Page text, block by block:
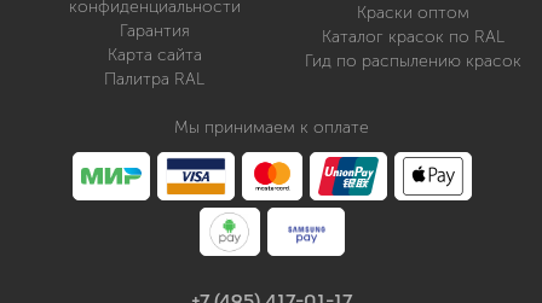
конфиденциальности
Гарантия
Карта сайта
Палитра RAL
Краски оптом
Каталог красок по RAL
Гид по распылению красок
Мы принимаем к оплате